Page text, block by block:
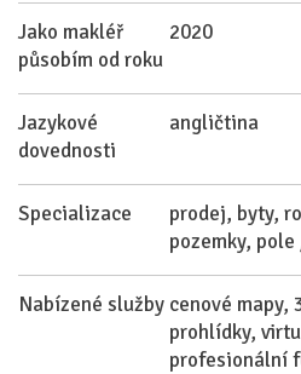
Jako makléř
působím od roku
2020
Jazykové
dovednosti
angličtina
Specializace
prodej, byty,
pozemky,
Nabízené služby cenové mapy,
prohlídky,
profesionální